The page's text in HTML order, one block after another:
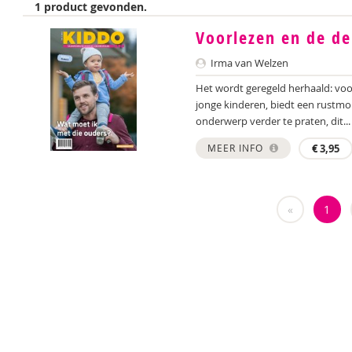
1 product gevonden.
Voorlezen en de
Irma van Welzen
Het wordt geregeld herhaald:
jonge kinderen, biedt een
onderwerp verder te praten, dit...
MEER INFO €3,95
« 1